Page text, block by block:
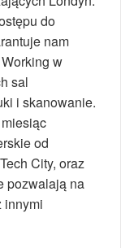
do
nam
w
sal
i skanowanie.
od
City, oraz
pozwalają na
innymi